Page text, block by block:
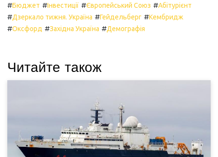
#Бюджет #Інвестиції #Європейський Союз #Абітурієнт
#Дзеркало тижня. Україна #Гейдельберг #Кембридж
#Оксфорд #Західна Україна #Демографія
Читайте також